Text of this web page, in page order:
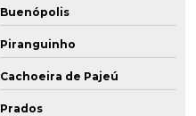
Buenópolis
Piranguinho
Cachoeira de Pajeú
Prados